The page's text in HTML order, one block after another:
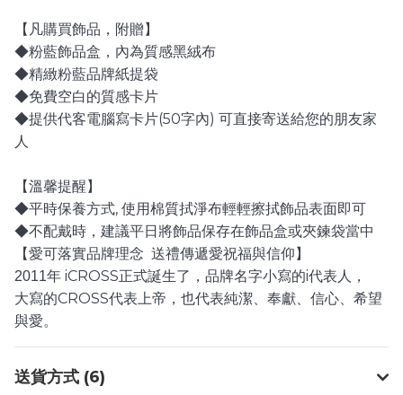
【凡購買飾品，附贈】
◆粉藍飾品盒，內為質感黑絨布
◆精緻粉藍品牌紙提袋
◆免費空白的質感卡片
◆提供代客電腦寫卡片(50字內) 可直接寄送給您的朋友家
人
【溫馨提醒】
◆平時保養方式, 使用棉質拭淨布輕輕擦拭飾品表面即可
◆不配戴時，建議平日將飾品保存在飾品盒或夾鍊袋當中
【愛可落實品牌理念 送禮傳遞愛祝福與信仰】
2011年 iCROSS正式誕生了，品牌名字小寫的i代表人，
大寫的CROSS代表上帝，也代表純潔、奉獻、信心、希望
與愛。
送貨方式 (6)